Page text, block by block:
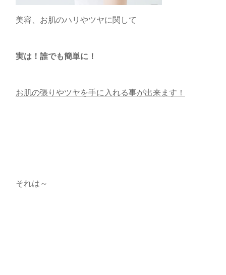
美容、お肌のハリやツヤに関して
実は！誰でも簡単に！
お肌の張りやツヤを手に入れる事が出来ます！
それは～